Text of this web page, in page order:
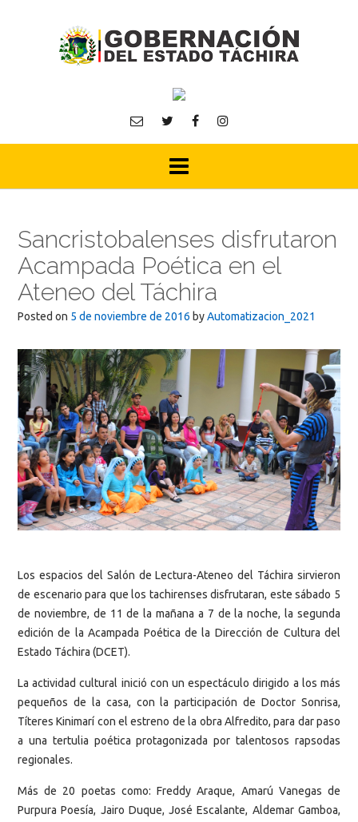
Sancristobalenses disfrutaron
Acampada Poética en el
Ateneo del Táchira
Posted on 5 de noviembre de 2016 byAutomatizacion_2021
Los espacios del Salón de Lectura-Ateneo del Táchira sirvieron
de escenario para que los tachirenses disfrutaran, este sábado 5
de noviembre, de 11 de la mañana a 7 de la noche, la segunda
edición de la Acampada Poética de la Dirección de Cultura del
Estado Táchira (DCET).
La actividad cultural inició con un espectáculo dirigido a los más
pequeños de la casa, con la participación de Doctor Sonrisa,
Títeres Kinimarí con el estreno de la obra Alfredito, para dar paso
a una tertulia poética protagonizada por talentosos rapsodas
regionales.
Más de 20 poetas como: Freddy Araque, Amarú Vanegas de
Purpura Poesía, Jairo Duque, José Escalante, Aldemar Gamboa,